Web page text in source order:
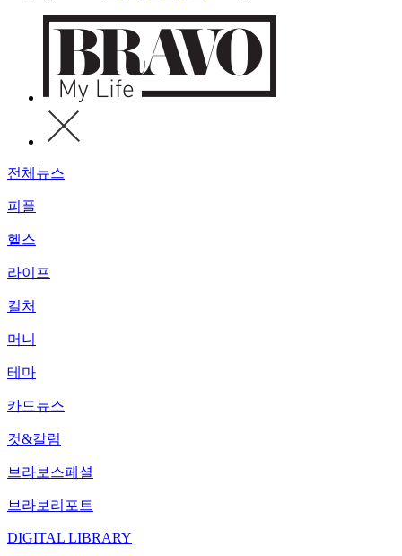
전체뉴스
피플
헬스
라이프
컬처
머니
테마
카드뉴스
컷&칼럼
브라보스페셜
브라보리포트
DIGITAL LIBRARY